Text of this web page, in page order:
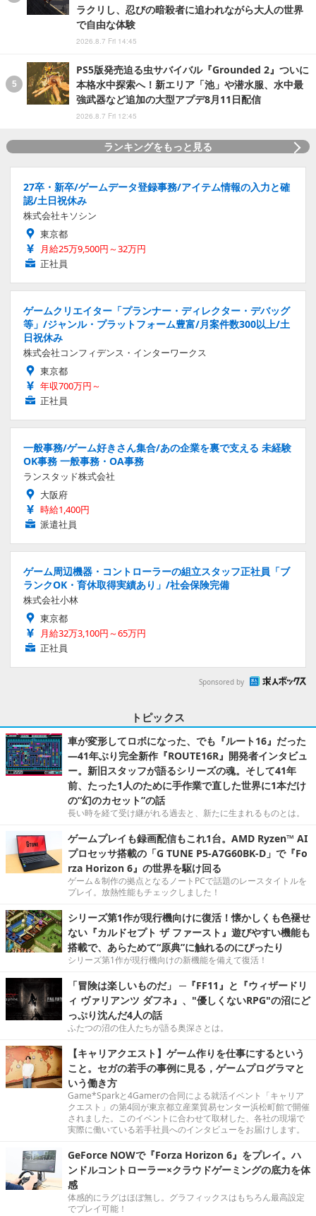
ラクリし、忍びの暗殺者に追われながら大人の世界
で自由な体験
2026.8.7 Fri 14:45
PS5版発売迫る虫サバイバル『Grounded 2』ついに
本格水中探索へ！新エリア「池」や潜水服、水中最
強武器など追加の大型アプデ8月11日配信
2026.8.7 Fri 12:45
ランキングをもっと見る
27卒・新卒/ゲームデータ登録事務/アイテム情報の入力と確
認/土日祝休み
株式会社キソシン
東京都
月給25万9,500円～32万円
正社員
ゲームクリエイター「プランナー・ディレクター・デバッグ
等」/ジャンル・プラットフォーム豊富/月案件数300以上/土
日祝休み
株式会社コンフィデンス・インターワークス
東京都
年収700万円～
正社員
一般事務/ゲーム好きさん集合/あの企業を裏で支える 未経験
OK事務 一般事務・OA事務
ランスタッド株式会社
大阪府
時給1,400円
派遣社員
ゲーム周辺機器・コントローラーの組立スタッフ正社員「ブ
ランクOK・育休取得実績あり」/社会保険完備
株式会社小林
東京都
月給32万3,100円～65万円
正社員
Sponsored by
トピックス
車が変形してロボになった、でも『ルート16』だった
―41年ぶり完全新作『ROUTE16R』開発者インタビュ
ー。新旧スタッフが語るシリーズの魂。そして41年
前、たった1人のために手作業で直した世界に1本だけ
の“幻のカセット”の話
長い時を経て受け継がれる過去と、新たに生まれるものとは。
ゲームプレイも録画配信もこれ1台。AMD Ryzen™ AI
プロセッサ搭載の「G TUNE P5-A7G60BK-D」で『Fo
rza Horizon 6』の世界を駆け回る
ゲーム＆制作の拠点となるノートPCで話題のレースタイトルを
プレイ。放熱性能もチェックしました！
シリーズ第1作が現行機向けに復活！懐かしくも色褪せ
ない『カルドセプト ザ ファースト』遊びやすい機能も
搭載で、あらためて“原典”に触れるのにぴったり
シリーズ第1作が現行機向けの新機能を備えて復活！
「冒険は楽しいものだ」 ─『FF11』と『ウィザードリ
ィ ヴァリアンツ ダフネ』、"優しくないRPG"の沼にど
っぷり沈んだ4人の話
ふたつの沼の住人たちが語る奥深さとは。
【キャリアクエスト】ゲーム作りを仕事にするという
こと。セガの若手の事例に見る，ゲームプログラマと
いう働き方
Game*Sparkと4Gamerの合同による就活イベント「キャリア
クエスト」の第4回が東京都立産業貿易センター浜松町館で開催
されました。このイベントに合わせて取材した、各社の現場で
実際に働いている若手社員へのインタビューをお届けします。
GeForce NOWで『Forza Horizon 6』をプレイ。ハ
ンドルコントローラー×クラウドゲーミングの底力を体
感
体感的にラグはほぼ無し。グラフィックスはもちろん最高設定
でプレイ可能！